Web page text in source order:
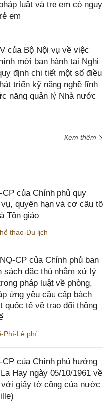
luật và trẻ em có nguy
em
của Bộ Nội vụ về việc
mới ban hành tại Nghị
định chi tiết một số điều
triển kỹ năng nghề lĩnh
năng quản lý Nhà nước
Xem thêm
của Chính phủ quy
quyền hạn và cơ cấu tổ
Tôn giáo
thao-Du lịch
CP của Chính phủ ban
sách đặc thù nhằm xử lý
pháp luật về phòng,
ứng yêu cầu cấp bách
quốc tế về trao đổi thông
Phí-Lệ phí
CP của Chính phủ hướng
Hay ngày 05/10/1961 về
với giấy tờ công của nước